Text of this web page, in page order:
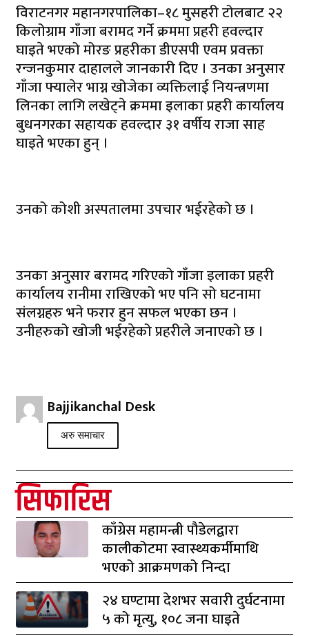
विराटनगर महानगरपालिका–१८ मुसहरी टोलबाट २२
किलोग्राम गाँजा बरामद गर्ने क्रममा प्रहरी हवल्दार
घाइते भएको मोरङ प्रहरीका डीएसपी एवम प्रवक्ता
रन्जनकुमार दाहालले जानकारी दिए । उनका अनुसार
गाँजा फ्यालेर भाग्न खोजेका व्यक्तिलाई नियन्त्रणमा
लिनका लागि लखेट्ने क्रममा इलाका प्रहरी कार्यालय
बुधनगरका सहायक हवल्दार ३१ वर्षीय राजा साह
घाइते भएका हुन् ।
उनको कोशी अस्पतालमा उपचार भईरहेको छ ।
उनका अनुसार बरामद गरिएको गाँजा इलाका प्रहरी
कार्यालय रानीमा राखिएको भए पनि सो घटनामा
संलग्नहरु भने फरार हुन सफल भएका छन ।
उनीहरुको खोजी भईरहेको प्रहरीले जनाएको छ ।
Bajjikanchal Desk
अरु समाचार
सिफारिस
काँग्रेस महामन्त्री पौडेलद्वारा
कालीकोटमा स्वास्थ्यकर्मीमाथि
भएको आक्रमणको निन्दा
२४ घण्टामा देशभर सवारी दुर्घटनामा
५ को मृत्यु, १०८ जना घाइते